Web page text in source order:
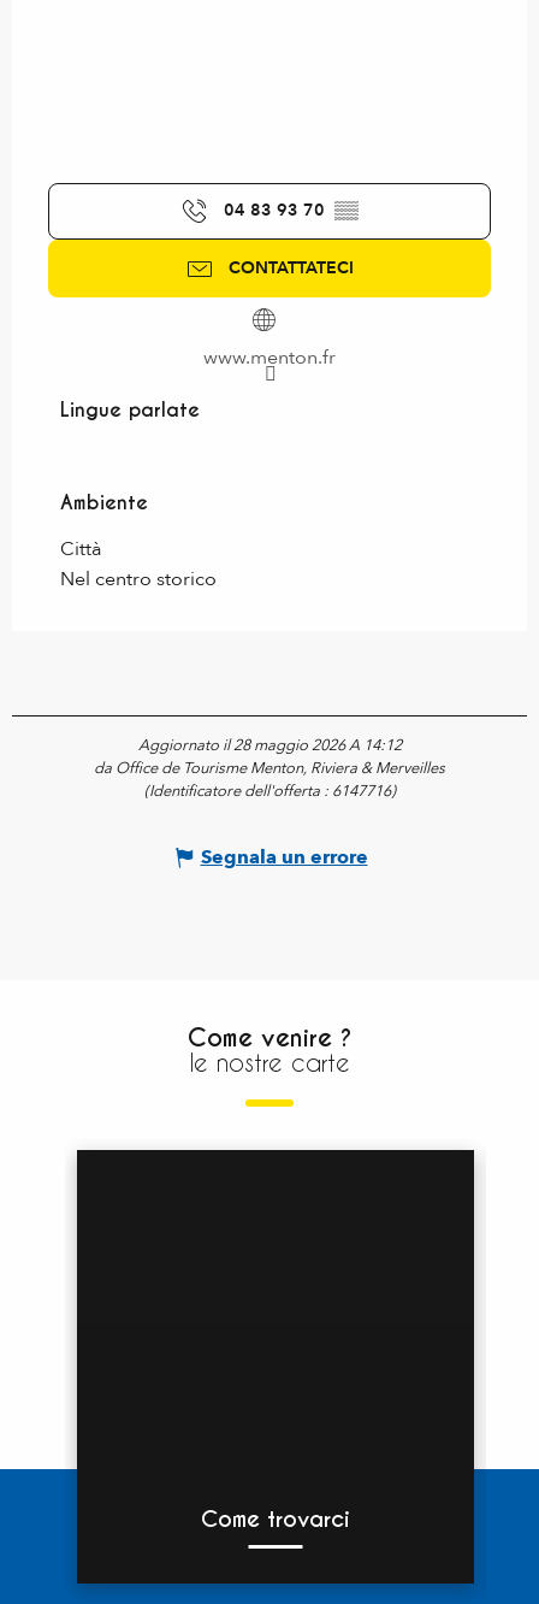
04 83 93 70 ▒▒
CONTATTATECI
www.menton.fr
Lingue parlate
Lingue parlate
Ambiente
Ambiente
Città
Nel centro storico
Aggiornato il 28 maggio 2026 A 14:12
da Office de Tourisme Menton, Riviera & Merveilles
(Identificatore dell'offerta : 6147716)
Segnala un errore
Come venire ?
le nostre carte
Come trovarci